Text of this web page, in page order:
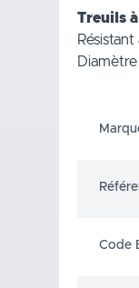
Treuils
Code